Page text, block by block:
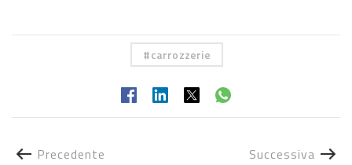
carrozzerie
Precedente Successiva